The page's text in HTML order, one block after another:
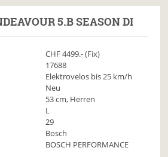
5.B SEASON DI
CHF4499.- (Fix)
17688
Elektrovelos bis 25 km/h
Neu
53 cm, Herren
L
29
Bosch
BOSCH PERFORMANCE